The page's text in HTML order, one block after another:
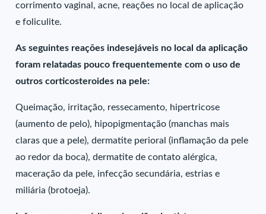
corrimento vaginal, acne, reações no local de aplicação
e foliculite.
As seguintes reações indesejáveis no local da aplicação
foram relatadas pouco frequentemente com o uso de
outros corticosteroides na pele:
Queimação, irritação, ressecamento, hipertricose
(aumento de pelo), hipopigmentação (manchas mais
claras que a pele), dermatite perioral (inflamação da pele
ao redor da boca), dermatite de contato alérgica,
maceração da pele, infecção secundária, estrias e
miliária (brotoeja).